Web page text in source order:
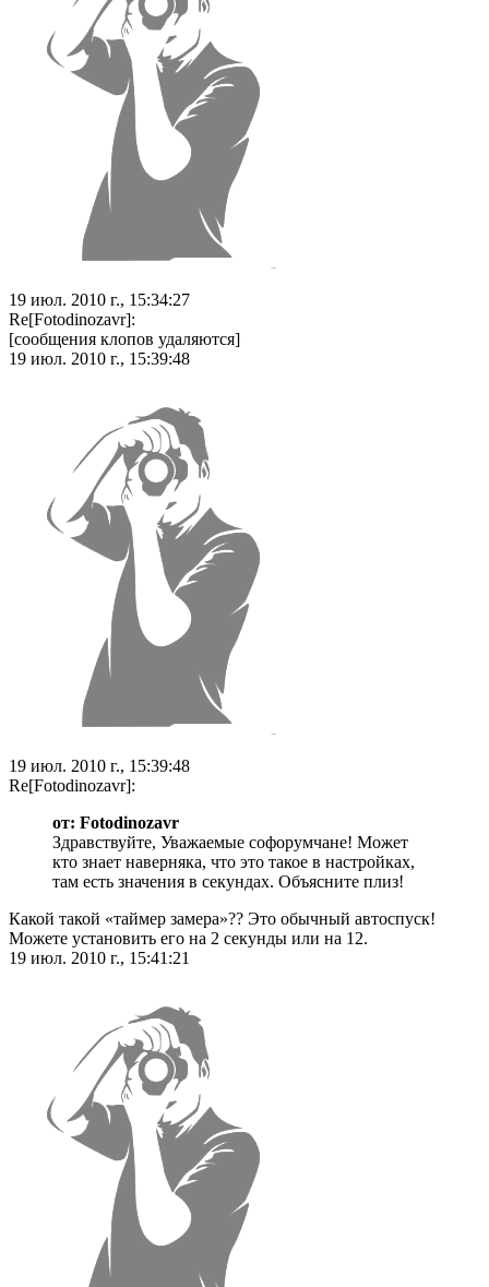
19 июл. 2010 г., 15:34:27
Re[Fotodinozavr]:
[сообщения клопов удаляются]
19 июл. 2010 г., 15:39:48
19 июл. 2010 г., 15:39:48
Re[Fotodinozavr]:
от: Fotodinozavr
Здравствуйте, Уважаемые софорумчане! Может
кто знает наверняка, что это такое в настройках,
там есть значения в секундах. Объясните плиз!
Какой такой «таймер замера»?? Это обычный автоспуск!
Можете установить его на 2 секунды или на 12.
19 июл. 2010 г., 15:41:21